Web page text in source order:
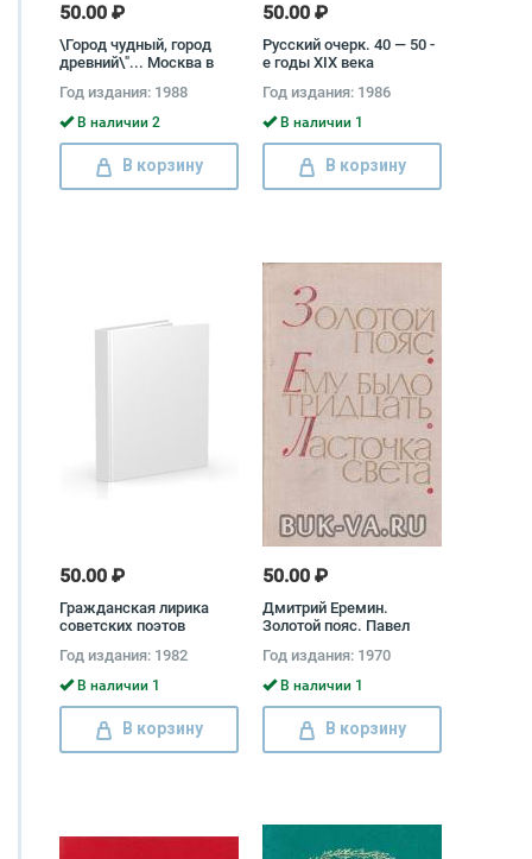
50.00 ₽
\Город чудный, город
древний\"... Москва в
начала ХХ веков"""
Год издания: 1988
В наличии 2
В корзину
50.00 ₽
Русский очерк. 40 — 50 -
е годы XIX века
Год издания: 1986
В наличии 1
В корзину
50.00 ₽
Гражданская лирика
советских поэтов
Год издания: 1982
В наличии 1
В корзину
50.00 ₽
Дмитрий Еремин.
Золотой пояс. Павел
тридцать. Шишов
Александр. Ласточка
света Дмитрий Еремин,
Павел Северный,
Александр Шишов
Год издания: 1970
В наличии 1
В корзину